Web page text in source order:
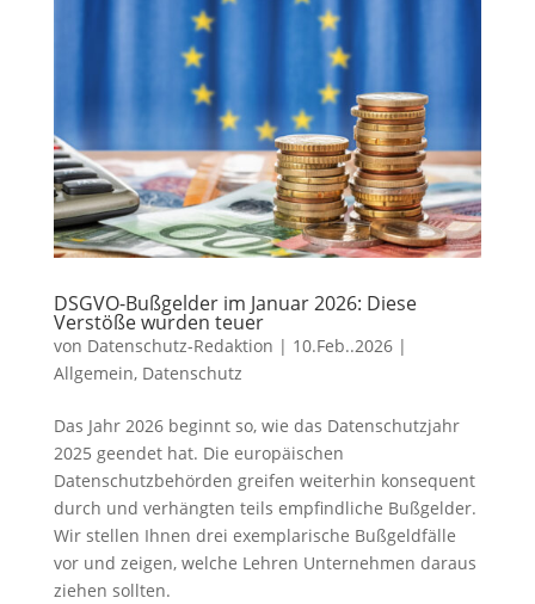
DSGVO-Bußgelder im Januar 2026: Diese
Verstöße wurden teuer
von Datenschutz-Redaktion | 10.Feb..2026|
Allgemein, Datenschutz
Das Jahr 2026 beginnt so, wie das Datenschutzjahr
2025 geendet hat. Die europäischen
Datenschutzbehörden greifen weiterhin konsequent
durch und verhängten teils empfindliche Bußgelder.
Wir stellen Ihnen drei exemplarische Bußgeldfälle
vor und zeigen, welche Lehren Unternehmen daraus
ziehen sollten.